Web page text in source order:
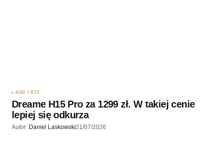
AGD I RTV
Dreame H15 Pro za 1299 zł. W takiej cenie
lepiej się odkurza
Autor: Daniel Laskowski21/07/2026